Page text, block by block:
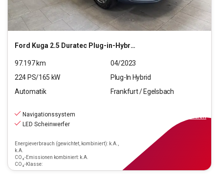
Ford Kuga 2.5 Duratec Plug-in-Hybrid PHEV ST-Line X (EU
97.197km
04/2023
224 PS/165 kW
Plug-In Hybrid
Automatik
Frankfurt / Egelsbach
Navigationssystem
LED Scheinwerfer
Energieverbrauch (gewichtet, kombiniert): k.A.,
k.A.
CO₂-Emissionen kombiniert: k.A.
CO₂-Klasse:
finanzieren